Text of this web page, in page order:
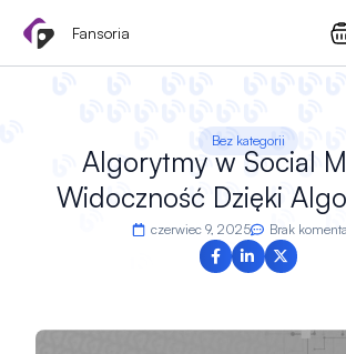
treści
Fansoria
Bez kategorii
Algorytmy w Social
Widoczność Dzięki
czerwiec 9, 2025 Brak